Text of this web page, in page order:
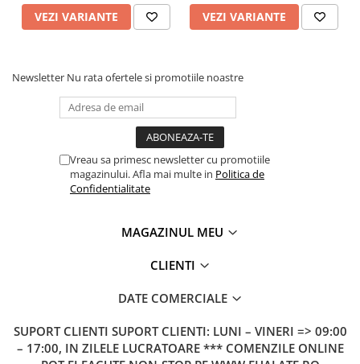
VEZI VARIANTE VEZI VARIANTE
Newsletter Nu rata ofertele si promotiile noastre
Vreau sa primesc newsletter cu promotiile
magazinului. Afla mai multe in Politica de
Confidentialitate
MAGAZINUL MEU
CLIENTI
DATE COMERCIALE
SUPORT CLIENTI SUPORT CLIENTI: LUNI – VINERI => 09:00
– 17:00, IN ZILELE LUCRATOARE *** COMENZILE ONLINE